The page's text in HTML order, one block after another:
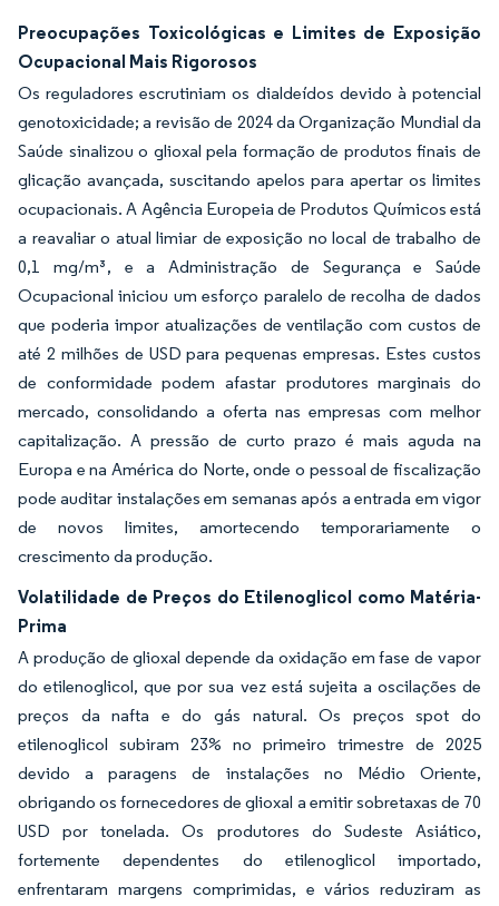
Preocupações Toxicológicas e Limites de Exposição
Ocupacional Mais Rigorosos
Os reguladores escrutiniam os dialdeídos devido à potencial
genotoxicidade; a revisão de 2024 da Organização Mundial da
Saúde sinalizou o glioxal pela formação de produtos finais de
glicação avançada, suscitando apelos para apertar os limites
ocupacionais. A Agência Europeia de Produtos Químicos está
a reavaliar o atual limiar de exposição no local de trabalho de
0,1 mg/m³, e a Administração de Segurança e Saúde
Ocupacional iniciou um esforço paralelo de recolha de dados
que poderia impor atualizações de ventilação com custos de
até 2 milhões de USD para pequenas empresas. Estes custos
de conformidade podem afastar produtores marginais do
mercado, consolidando a oferta nas empresas com melhor
capitalização. A pressão de curto prazo é mais aguda na
Europa e na América do Norte, onde o pessoal de fiscalização
pode auditar instalações em semanas após a entrada em vigor
de novos limites, amortecendo temporariamente o
crescimento da produção.
Volatilidade de Preços do Etilenoglicol como Matéria-
Prima
A produção de glioxal depende da oxidação em fase de vapor
do etilenoglicol, que por sua vez está sujeita a oscilações de
preços da nafta e do gás natural. Os preços spot do
etilenoglicol subiram 23% no primeiro trimestre de 2025
devido a paragens de instalações no Médio Oriente,
obrigando os fornecedores de glioxal a emitir sobretaxas de 70
USD por tonelada. Os produtores do Sudeste Asiático,
fortemente dependentes do etilenoglicol importado,
enfrentaram margens comprimidas, e vários reduziram as